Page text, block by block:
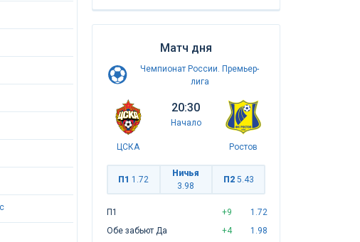
Матч дня
Чемпионат России. Премьер-
лига
ЦСКА
20:30
Начало
Ростов
П1 1.72
Ничья
3.98
П2 5.43
П1 +9
1.72
Обе забьют Да
+4
1.98